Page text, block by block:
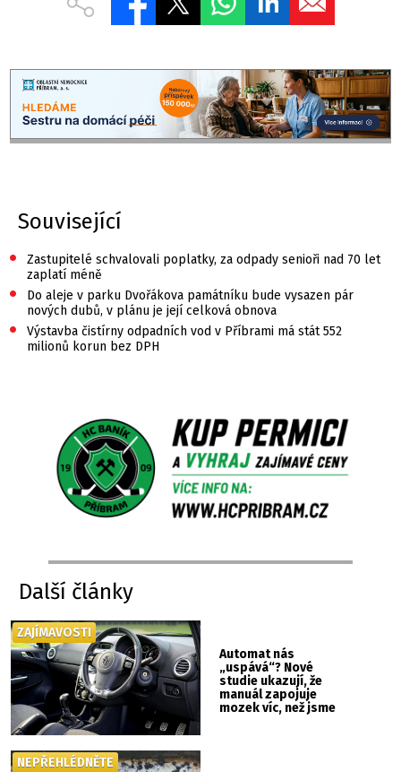
Související
•
Zastupitelé schvalovali poplatky, za odpady senioři nad 70 let
zaplatí méně
•
Do aleje v parku Dvořákova památníku bude vysazen pár
nových dubů, v plánu je její celková obnova
•
Výstavba čistírny odpadních vod v Příbrami má stát 552
milionů korun bez DPH
Další články
Automat nás
„uspává“? Nové
studie ukazují, že
manuál zapojuje
mozek víc, než jsme
ZAJÍMAVOSTI
NEPŘEHLÉDNĚTE